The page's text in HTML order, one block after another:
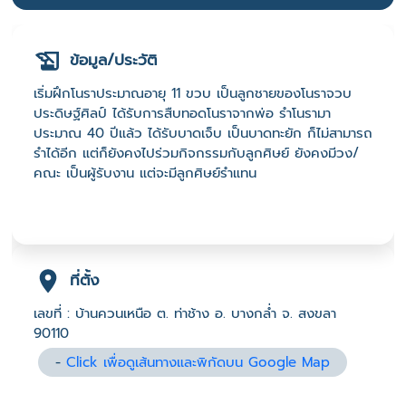
ข้อมูล/ประวัติ
เริ่มฝึกโนราประมาณอายุ 11 ขวบ เป็นลูกชายของโนราจวบ
ประดิษฐ์ศิลป์ ได้รับการสืบทอดโนราจากพ่อ รำโนรามา
ประมาณ 40 ปีแล้ว ได้รับบาดเจ็บ เป็นบาดทะยัก ก็ไม่สามารถ
รำได้อีก แต่ก็ยังคงไปร่วมกิจกรรมกับลูกศิษย์ ยังคงมีวง/
คณะ เป็นผู้รับงาน แต่จะมีลูกศิษย์รำแทน
ที่ตั้ง
เลขที่ : บ้านควนเหนือ ต. ท่าช้าง อ. บางกล่ำ จ. สงขลา
90110
-Click เพื่อดูเส้นทางและพิกัดบน Google Map